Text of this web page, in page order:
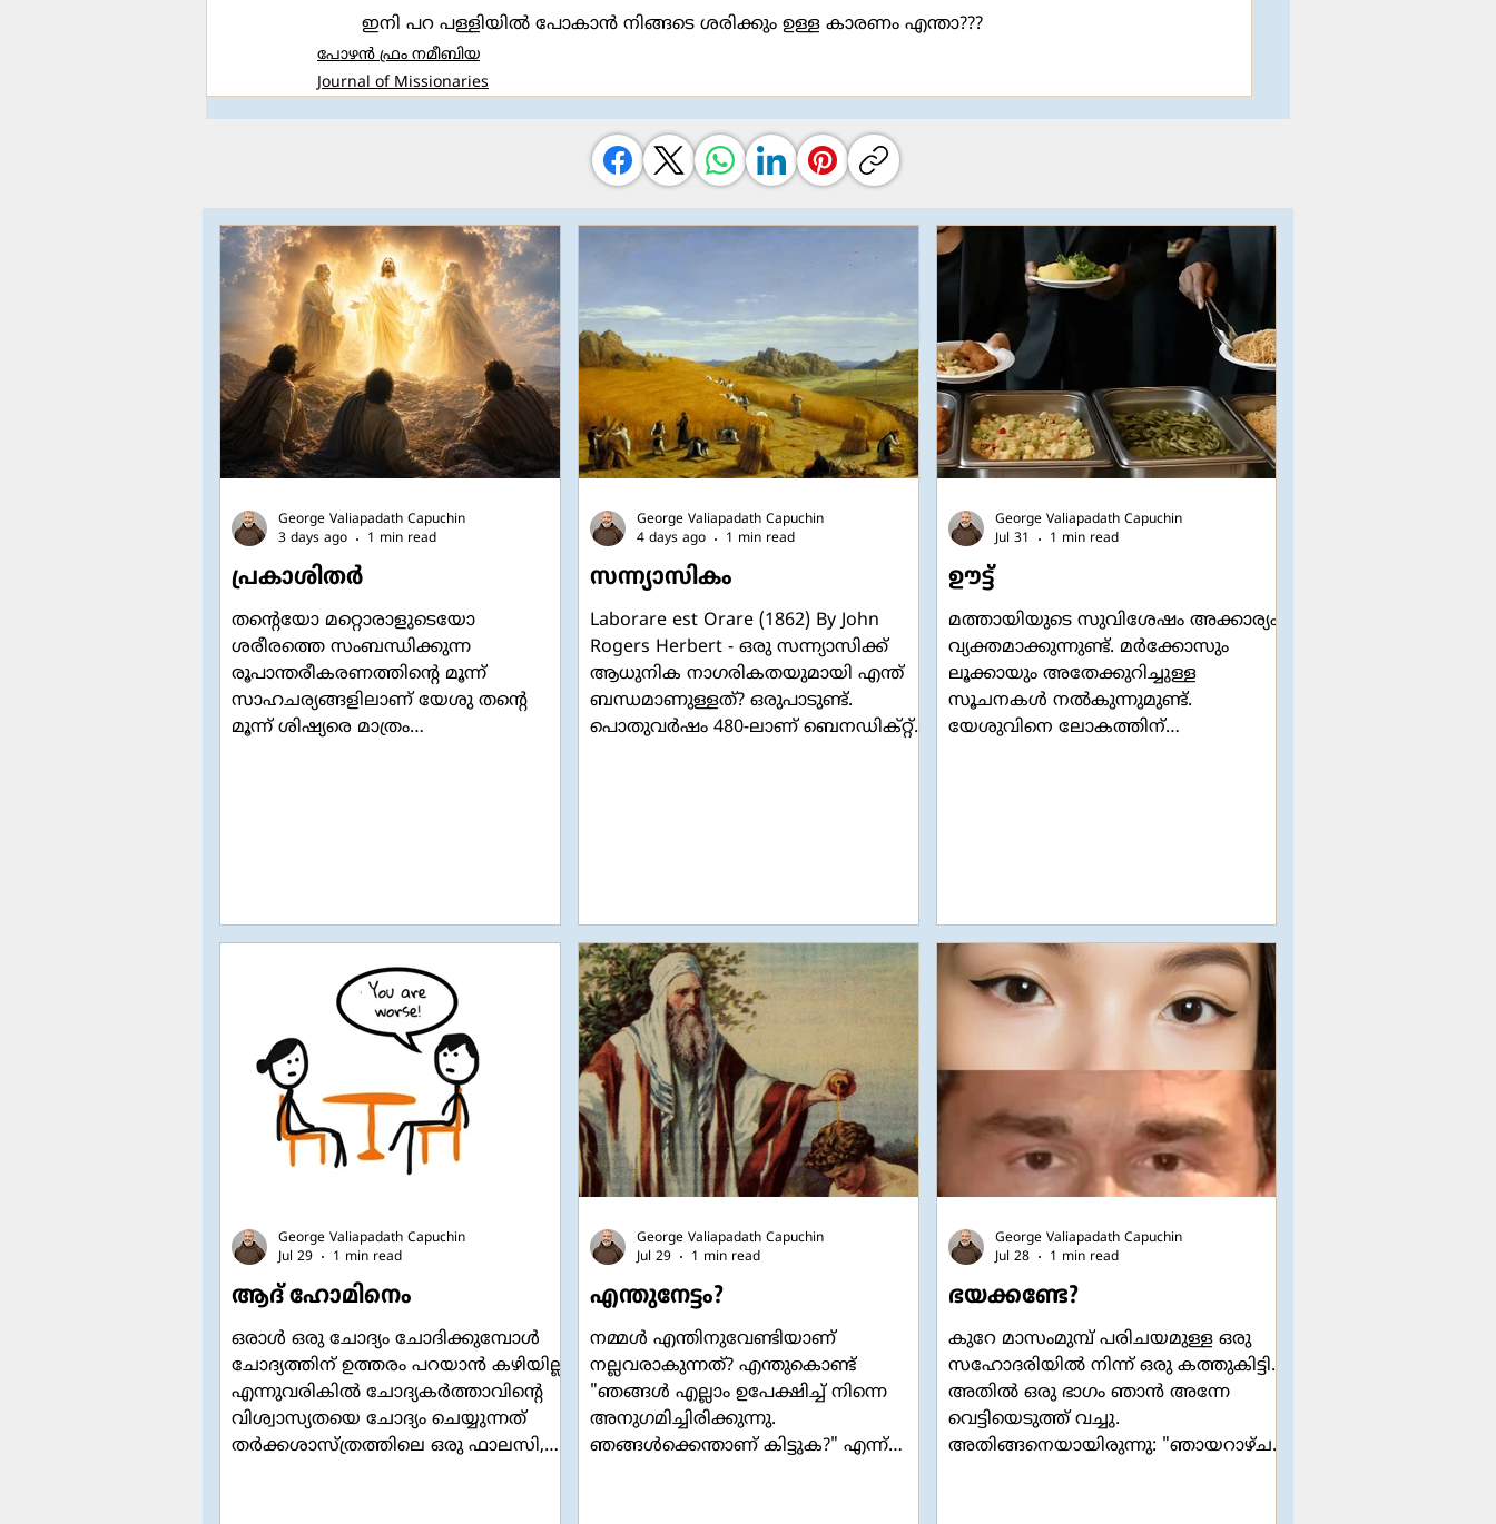
	ഇനി പറ പള്ളിയിൽ പോകാൻ നിങ്ങടെ ശരിക്കും ഉള്ള കാരണം എന്താ???
പോഴൻ ഫ്രം നമീബിയ
Journal of Missionaries
പ്രകാശിതർ
തന്റെയോ മറ്റൊരാളുടെയോ
ശരീരത്തെ സംബന്ധിക്കുന്ന
രൂപാന്തരീകരണത്തിന്റെ മൂന്ന്
സാഹചര്യങ്ങളിലാണ് യേശു തൻ്റെ
മൂന്ന് ശിഷ്യരെ മാത്രം
കൊണ്ടുപോകുന്നത്. അവിടെ അവർ
നോക്കിനിൽക്കേ മരിച്ച
പെൺകുഞ്ഞിന്റെ ശരീരം
ജീവനുള്ളതായി കൺതുറന്നുവന്നു.
യേശുവിൻ്റെ ജീവിതത്തിലെ ഏറ്റവും
സവിശേഷതയാർന്ന മുഹൂർത്തങ്ങളില
George Valiapadath Capuchin
3 days ago
1 min read
സന്ന്യാസികം
Laborare est Orare (1862) By John
Rogers Herbert - ഒരു സന്ന്യാസിക്ക്
ആധുനിക നാഗരികതയുമായി എന്ത്
ബന്ധമാണുള്ളത്? ഒരുപാടുണ്ട്.
പൊതുവർഷം 480-ലാണ് ബെനഡിക്റ്റ്
എഴുതിയ ആളായിരുന്നു.
ബെനഡിക്റ്റൈൻ ജീവിതം
നയിക്കാനായി നിരവധി പേർ
മൂന്നോട്ടുവന്നു. അങ്ങനെ യൂറോപ്പിന്റെ
പല
George Valiapadath Capuchin
4 days ago
1 min read
ഊട്ട്
മത്തായിയുടെ സുവിശേഷം അക്കാര്യം
വ്യക്തമാക്കുന്നുണ്ട്. മർക്കോസും
ലൂക്കായും അതേക്കുറിച്ചുള്ള
സൂചനകൾ നൽകുന്നുമുണ്ട്.
യേശുവിനെ ലോകത്തിന്
അമ്മമാർ മറ്റേയാളെക്കുറിച്ച്
അവരവരുടെ മക്കളോട് ഒത്തിരി
പറഞ്ഞിട്ടുമുണ്ടാകാം. ഒരേ വഴിയെ
സഞ്ചരിക്കുന്നവർ എന്ന നിലയിൽ
George Valiapadath Capuchin
Jul 31
1 min read
ആദ് ഹോമിനെം
ഒരാൾ ഒരു ചോദ്യം ചോദിക്കുമ്പോൾ
ചോദ്യത്തിന് ഉത്തരം പറയാൻ കഴിയില്ല
എന്നുവരികിൽ ചോദ്യകർത്താവിന്റെ
വിശ്വാസ്യതയെ ചോദ്യം ചെയ്യുന്നത്
തർക്കശാസ്ത്രത്തിലെ ഒരു ഫാലസി,
George Valiapadath Capuchin
Jul 29
1 min read
എന്തുനേട്ടം?
നമ്മൾ എന്തിനുവേണ്ടിയാണ്
നല്ലവരാകുന്നത്? എന്തുകൊണ്ട്
"ഞങ്ങൾ എല്ലാം ഉപേക്ഷിച്ച് നിന്നെ
അനുഗമിച്ചിരിക്കുന്നു.
ഞങ്ങൾക്കെന്താണ് കിട്ടുക?" എന്ന്
George Valiapadath Capuchin
Jul 29
1 min read
ഭയക്കണ്ടേ?
കുറേ മാസംമുമ്പ് പരിചയമുള്ള ഒരു
സഹോദരിയിൽ നിന്ന് ഒരു കത്തുകിട്ടി.
അതിൽ ഒരു ഭാഗം ഞാൻ അന്നേ
വെട്ടിയെടുത്ത് വച്ചു.
അതിങ്ങനെയായിരുന്നു: "ഞായറാഴ്ച
George Valiapadath Capuchin
Jul 28
1 min read